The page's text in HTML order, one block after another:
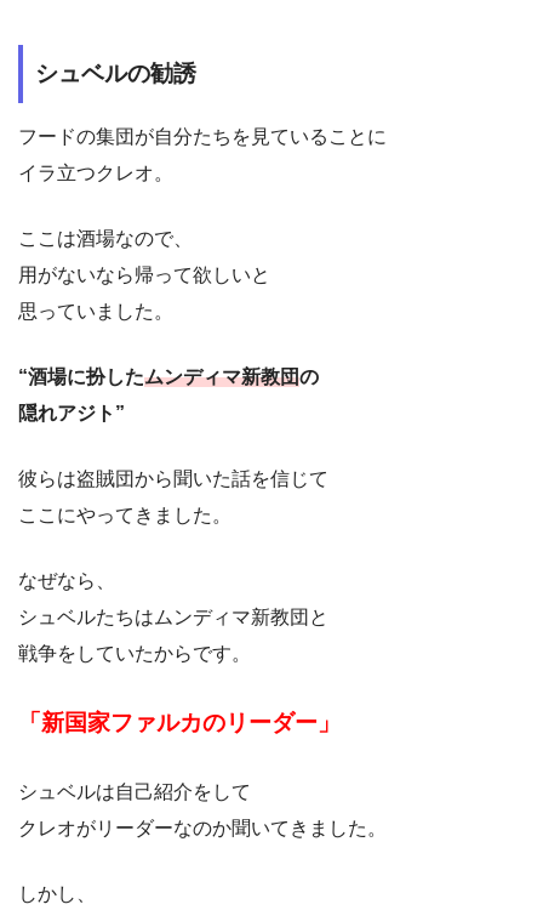
シュベルの勧誘
フードの集団が自分たちを見ていることに
イラ立つクレオ。
ここは酒場なので、
用がないなら帰って欲しいと
思っていました。
“酒場に扮したムンディマ新教団の
隠れアジト”
彼らは盗賊団から聞いた話を信じて
ここにやってきました。
なぜなら、
シュベルたちはムンディマ新教団と
戦争をしていたからです。
「新国家ファルカのリーダー」
シュベルは自己紹介をして
クレオがリーダーなのか聞いてきました。
しかし、